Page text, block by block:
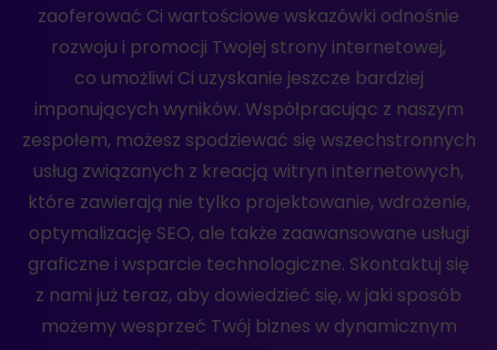
zaoferować Ci wartościowe wskazówki odnośnie
rozwoju i promocji Twojej strony internetowej,
co umożliwi Ci uzyskanie jeszcze bardziej
imponujących wyników. Współpracując z naszym
zespołem, możesz spodziewać się wszechstronnych
usług związanych z kreacją witryn internetowych,
które zawierają nie tylko projektowanie, wdrożenie,
optymalizację SEO, ale także zaawansowane usługi
graficzne i wsparcie technologiczne. Skontaktuj się
z nami już teraz, aby dowiedzieć się, w jaki sposób
możemy wesprzeć Twój biznes w dynamicznym